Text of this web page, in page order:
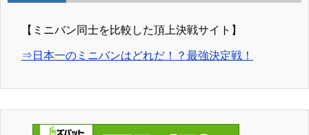
【ミニバン同士を比較した頂上決戦サイト】
⇒日本一のミニバンはどれだ！？最強決定戦！